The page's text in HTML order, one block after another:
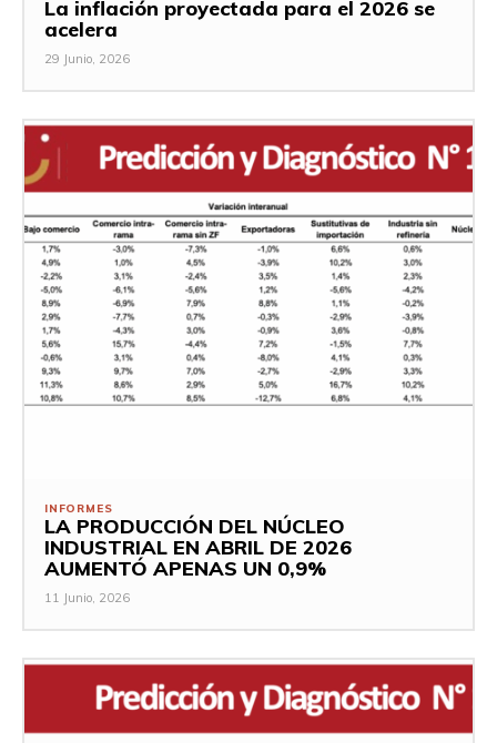
La inflación proyectada para el 2026 se
acelera
29 Junio, 2026
INFORMES
LA PRODUCCIÓN DEL NÚCLEO
INDUSTRIAL EN ABRIL DE 2026
AUMENTÓ APENAS UN 0,9%
11 Junio, 2026